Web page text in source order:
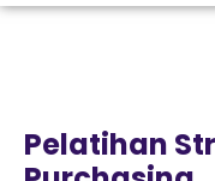
Pelatihan